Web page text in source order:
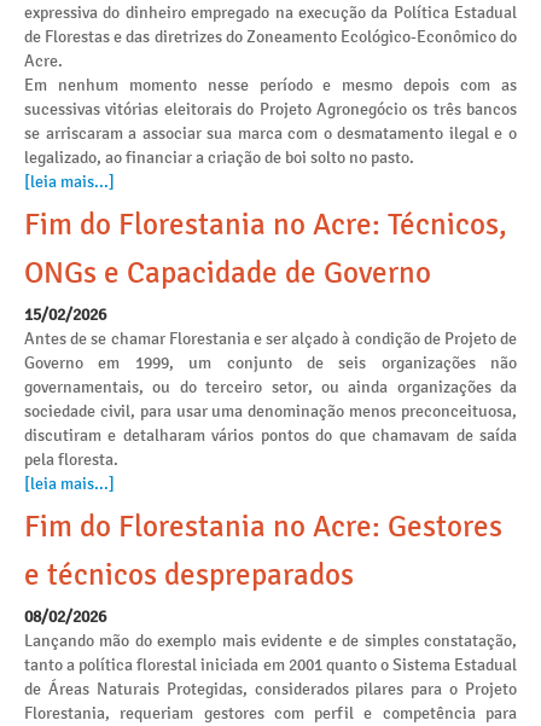
expressiva do dinheiro empregado na execução da Política Estadual
de Florestas e das diretrizes do Zoneamento Ecológico-Econômico do
Acre.
Em nenhum momento nesse período e mesmo depois com as
sucessivas vitórias eleitorais do Projeto Agronegócio os três bancos
se arriscaram a associar sua marca com o desmatamento ilegal e o
legalizado, ao financiar a criação de boi solto no pasto.
[leia mais...]
Fim do Florestania no Acre: Técnicos,
ONGs e Capacidade de Governo
15/02/2026
Antes de se chamar Florestania e ser alçado à condição de Projeto de
Governo em 1999, um conjunto de seis organizações não
governamentais, ou do terceiro setor, ou ainda organizações da
sociedade civil, para usar uma denominação menos preconceituosa,
discutiram e detalharam vários pontos do que chamavam de saída
pela floresta.
[leia mais...]
Fim do Florestania no Acre: Gestores
e técnicos despreparados
08/02/2026
Lançando mão do exemplo mais evidente e de simples constatação,
tanto a política florestal iniciada em 2001 quanto o Sistema Estadual
de Áreas Naturais Protegidas, considerados pilares para o Projeto
Florestania, requeriam gestores com perfil e competência para